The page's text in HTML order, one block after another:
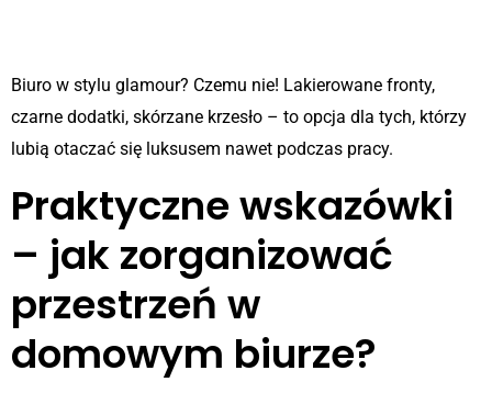
Biuro w stylu glamour? Czemu nie! Lakierowane fronty,
czarne dodatki, skórzane krzesło – to opcja dla tych, którzy
lubią otaczać się luksusem nawet podczas pracy.
Praktyczne wskazówki
– jak zorganizować
przestrzeń w
domowym biurze?